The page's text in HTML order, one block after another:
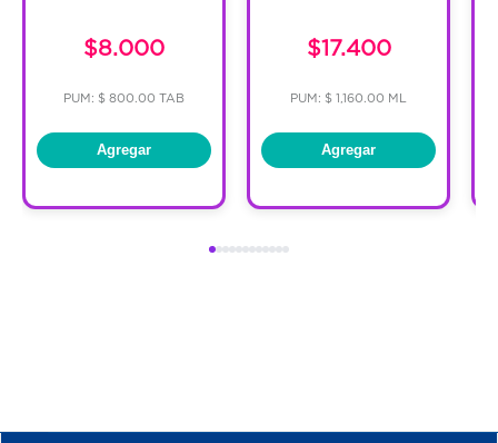
$8.000
PUM: $ 800.00 TAB
Agregar
$17.400
PUM: $ 1,160.00 ML
Agregar